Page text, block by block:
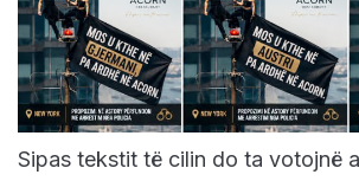
Sipas tekstit tё cilin do ta votojnё